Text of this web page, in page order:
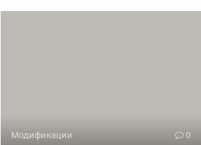
Модификации 0